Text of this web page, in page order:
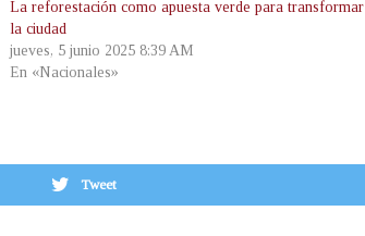
La reforestación como apuesta verde para transformar
la ciudad
jueves, 5 junio 2025 8:39 AM
En «Nacionales»
Tweet